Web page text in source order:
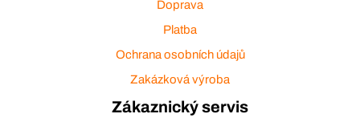
Doprava
Platba
Ochrana osobních údajů
Zakázková výroba
Zákaznický servis